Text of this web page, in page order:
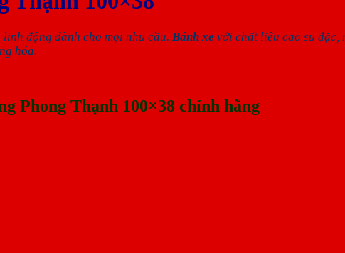
linh động dành cho mọi nhu cầu. Bánh xe với chất liệu cao su đặc,
hóa.
Phong Thạnh 100×38 chính hãng